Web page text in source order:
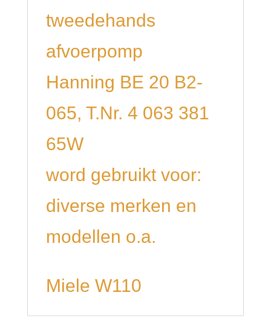
tweedehands
afvoerpomp
Hanning BE 20 B2-
065, T.Nr. 4 063 381
65W
word gebruikt voor:
diverse merken en
modellen o.a.
Miele W110